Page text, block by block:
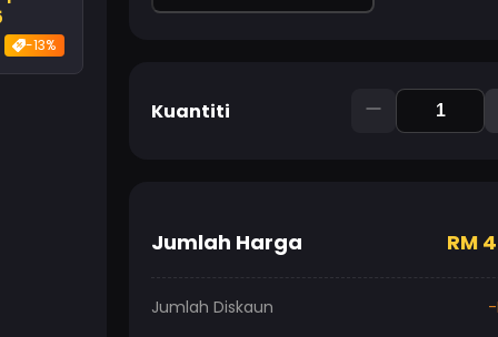
-13%
Kuantiti
Jumlah Harga RM
Jumlah Diskaun -